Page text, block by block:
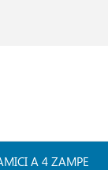
A 4 ZAMPE